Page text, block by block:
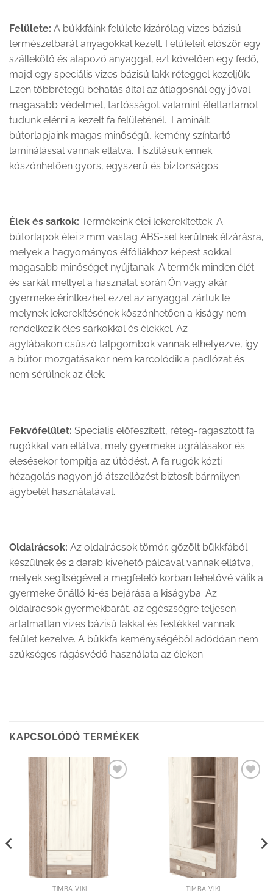
Felülete: A bükkfáink felülete kizárólag vizes bázisú
természetbarát anyagokkal kezelt. Felületeit először egy
szállekötő és alapozó anyaggal, ezt követően egy fedő,
majd egy speciális vizes bázisú lakk réteggel kezeljük.
Ezen többrétegű behatás által az átlagosnál egy jóval
magasabb védelmet, tartósságot valamint élettartamot
tudunk elérni a kezelt fa felületénél. Laminált
bútorlapjaink magas minőségű, kemény színtartó
laminálással vannak ellátva. Tisztításuk ennek
köszönhetően gyors, egyszerű és biztonságos.
Élek és sarkok: Termékeink élei lekerekítettek. A
bútorlapok élei 2 mm vastag ABS-sel kerülnek élzárásra,
melyek a hagyományos élfóliákhoz képest sokkal
magasabb minőséget nyújtanak. A termék minden élét
és sarkát mellyel a használat során Ön vagy akár
gyermeke érintkezhet ezzel az anyaggal zártuk le
melynek lekerekítésének köszönhetően a kiságy nem
rendelkezik éles sarkokkal és élekkel. Az
ágylábakon csúszó talpgombok vannak elhelyezve, így
a bútor mozgatásakor nem karcolódik a padlózat és
nem sérülnek az élek.
Fekvőfelület: Speciális előfeszített, réteg-ragasztott fa
rugókkal van ellátva, mely gyermeke ugrálásakor és
elesésekor tompítja az ütődést. A fa rugók közti
hézagolás nagyon jó átszellőzést biztosít bármilyen
ágybetét használatával.
Oldalrácsok: Az oldalrácsok tömör, gőzölt bükkfából
készülnek és 2 darab kivehető pálcával vannak ellátva,
melyek segítségével a megfelelő korban lehetővé válik a
gyermeke önálló ki-és bejárása a kiságyba. Az
oldalrácsok gyermekbarát, az egészségre teljesen
ártalmatlan vizes bázisú lakkal és festékkel vannak
felület kezelve. A bükkfa keménységéből adódóan nem
szükséges rágásvédő használata az éleken.
KAPCSOLÓDÓ TERMÉKEK
Kedvenceimhez
TIMBA VIKI TIMBA VIKI